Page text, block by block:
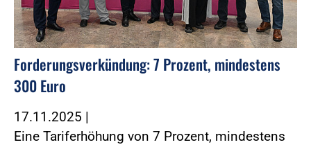
Forderungsverkündung: 7 Prozent, mindestens
300 Euro
17.11.2025 |
Eine Tariferhöhung von 7 Prozent, mindestens